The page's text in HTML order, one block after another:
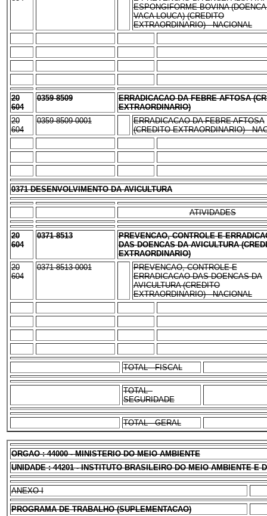
ESPONGIFORME BOVINA
VACA LOUCA) (CREDITO
EXTRAORDINARIO) - NACIONAL
20
604
0359 8509
ERRADICACAO DA FEBRE AFTOSA
EXTRAORDINARIO)
20
604
0359 8509 0001
ERRADICACAO DA FEBRE AFTOSA
(CREDITO EXTRAORDINARIO) -
0371 DESENVOLVIMENTO DA AVICULTURA
ATIVIDADES
20
604
0371 8513
PREVENCAO, CONTROLE E
DAS DOENCAS DA AVICULTURA
EXTRAORDINARIO)
20
604
0371 8513 0001
PREVENCAO, CONTROLE E
ERRADICACAO DAS DOENCAS DA
AVICULTURA (CREDITO
EXTRAORDINARIO) - NACIONAL
TOTAL - FISCAL
TOTAL -
SEGURIDADE
TOTAL - GERAL
ORGAO : 44000 - MINISTERIO DO MEIO AMBIENTE
UNIDADE : 44201 - INSTITUTO BRASILEIRO DO MEIO AMBIENTE E
ANEXO I
PROGRAMA DE TRABALHO (SUPLEMENTACAO)